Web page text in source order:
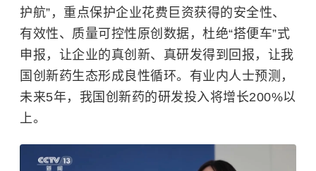
护航”，重点保护企业花费巨资获得的安全性、
有效性、质量可控性原创数据，杜绝“搭便车”式
申报，让企业的真创新、真研发得到回报，让我
国创新药生态形成良性循环。有业内人士预测，
未来5年，我国创新药的研发投入将增长200%以
上。